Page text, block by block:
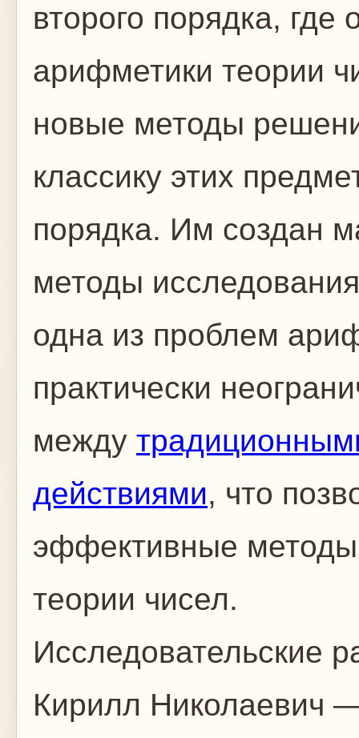
второго порядка,
арифметики теории
новые методы
классику этих
порядка. Им создан
методы
одна из проблем
практически
между
действиями, что
эффективные
теории чисел.
Исследовательские
Кирилл Николаевич